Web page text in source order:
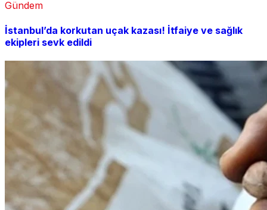
Gündem
İstanbul’da korkutan uçak kazası! İtfaiye ve sağlık
ekipleri sevk edildi